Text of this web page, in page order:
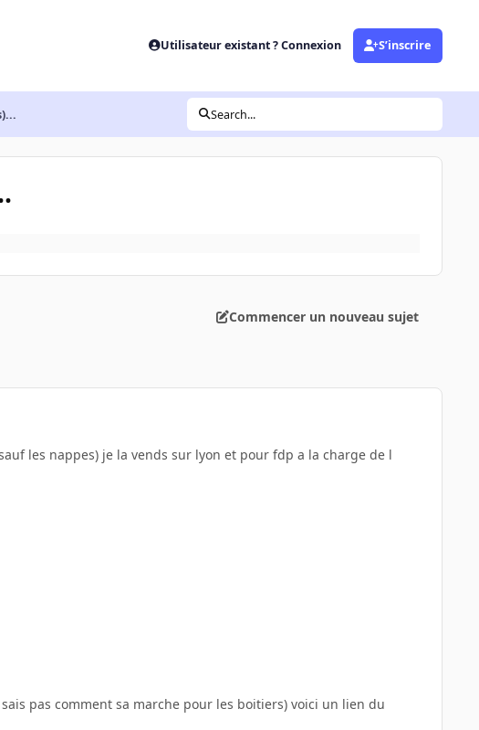
Utilisateur existant ? Connexion S’inscrire
Search...
Commencer un nouveau sujet
les nappes) je la vends sur lyon et pour fdp a la charge de l
pas comment sa marche pour les boitiers) voici un lien du